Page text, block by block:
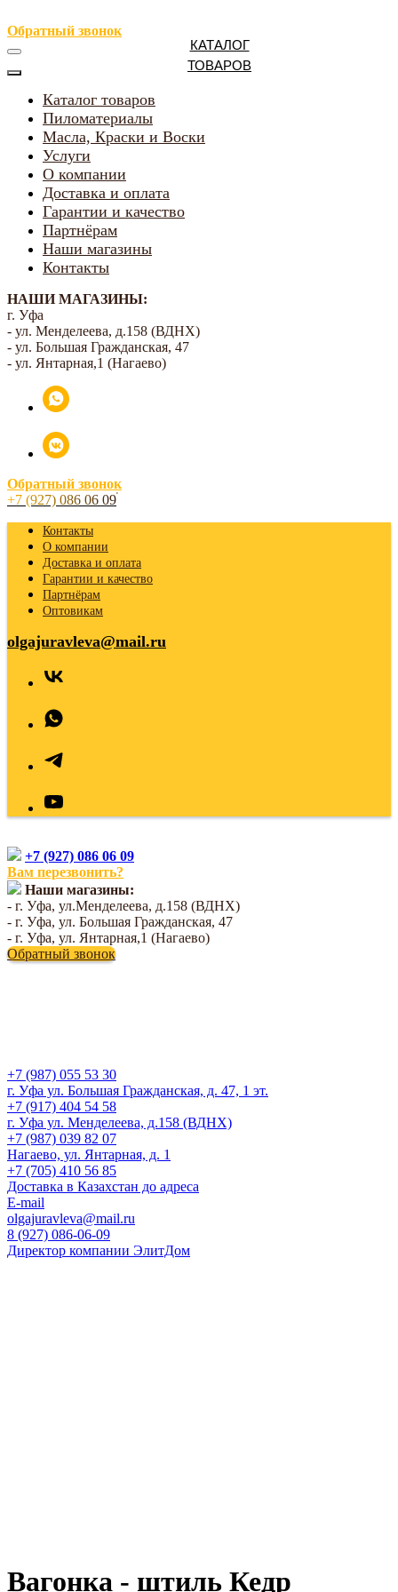
Обратный звонок
Каталог товаров
Пиломатериалы
Масла, Краски и Воски
Услуги
О компании
Доставка и оплата
Гарантии и качество
Партнёрам
Наши магазины
Контакты
НАШИ МАГАЗИНЫ:
г. Уфа
- ул. Менделеева, д.158 (ВДНХ)
- ул. Большая Гражданская, 47
- ул. Янтарная,1 (Нагаево)
Обратный звонок
+7 (927) 086 06 09
Контакты
О компании
Доставка и оплата
Гарантии и качество
Партнёрам
Оптовикам
olgajuravleva@mail.ru
+7 (927) 086 06 09
Вам перезвонить?
Наши магазины:
- г. Уфа, ул.Менделеева, д.158 (ВДНХ)
- г. Уфа, ул. Большая Гражданская, 47
- г. Уфа, ул. Янтарная,1 (Нагаево)
Обратный звонок
КАТАЛОГ
ТОВАРОВ
+7 (987) 055 53 30
г. Уфа ул. Большая Гражданская, д. 47, 1 эт.
+7 (917) 404 54 58
г. Уфа ул. Менделеева, д.158 (ВДНХ)
+7 (987) 039 82 07
Нагаево, ул. Янтарная, д. 1
+7 (705) 410 56 85
Доставка в Казахстан до адреса
E-mail
olgajuravleva@mail.ru
8 (927) 086-06-09
Директор компании ЭлитДом
Вагонка - штиль Кедр